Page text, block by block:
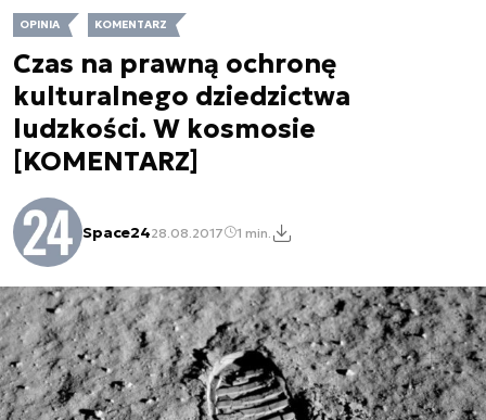
OPINIA KOMENTARZ
Czas na prawną ochronę
kulturalnego dziedzictwa
ludzkości. W kosmosie
[KOMENTARZ]
Space2428.08.2017 1 min.